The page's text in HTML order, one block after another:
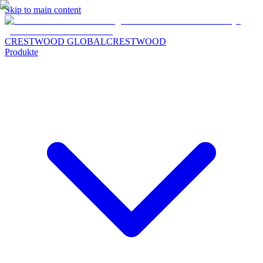
Skip to main content
CRESTWOOD GLOBALCRESTWOOD
Produkte